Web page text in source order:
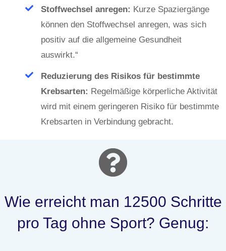
Stoffwechsel anregen: Kurze Spaziergänge
können den Stoffwechsel anregen, was sich
positiv auf die allgemeine Gesundheit
auswirkt.“
Reduzierung des Risikos für bestimmte
Krebsarten: Regelmäßige körperliche Aktivität
wird mit einem geringeren Risiko für bestimmte
Krebsarten in Verbindung gebracht.
Wie erreicht man 12500 Schritte
pro Tag ohne Sport? Genug: